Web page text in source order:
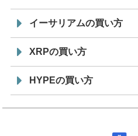
イーサリアムの買い方
XRPの買い方
HYPEの買い方